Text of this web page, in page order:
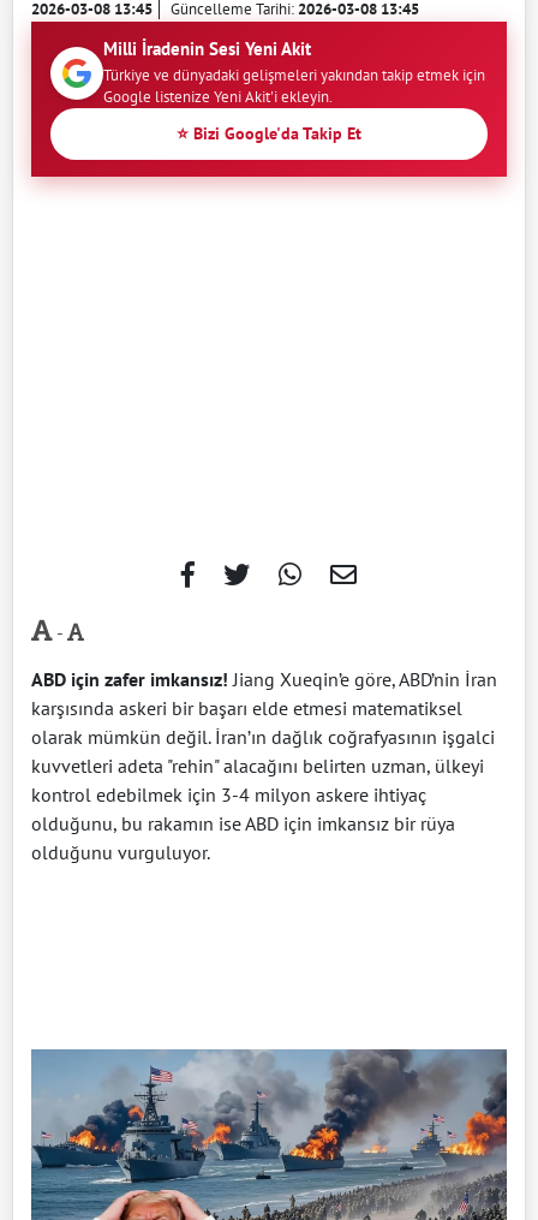
2026-03-08 13:45 Güncelleme Tarihi:2026-03-08 13:45
Milli İradenin Sesi Yeni Akit
Türkiye ve dünyadaki gelişmeleri yakından takip etmek için
Google listenize Yeni Akit'i ekleyin.
⭐ Bizi Google'da Takip Et
-
ABD için zafer imkansız! Jiang Xueqin’e göre, ABD’nin İran
karşısında askeri bir başarı elde etmesi matematiksel
olarak mümkün değil. İran’ın dağlık coğrafyasının işgalci
kuvvetleri adeta "rehin" alacağını belirten uzman, ülkeyi
kontrol edebilmek için 3-4 milyon askere ihtiyaç
olduğunu, bu rakamın ise ABD için imkansız bir rüya
olduğunu vurguluyor.